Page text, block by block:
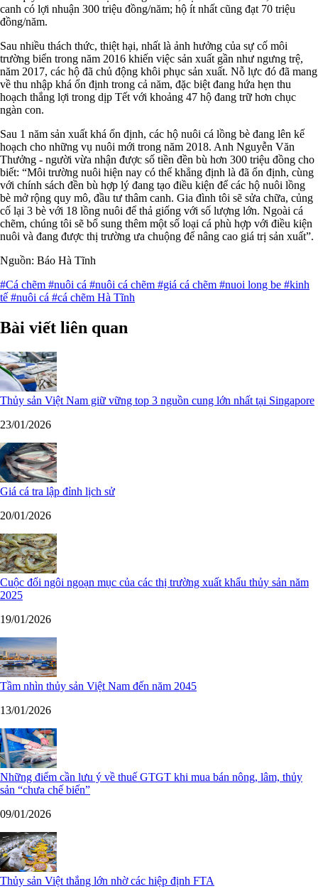
canh có lợi nhuận 300 triệu đồng/năm; hộ ít nhất cũng đạt 70 triệu
đồng/năm.
Sau nhiều thách thức, thiệt hại, nhất là ảnh hưởng của sự cố môi
trường biển trong năm 2016 khiến việc sản xuất gần như ngưng trệ,
năm 2017, các hộ đã chủ động khôi phục sản xuất. Nỗ lực đó đã mang
về thu nhập khá ổn định trong cả năm, đặc biệt đang hứa hẹn thu
hoạch thắng lợi trong dịp Tết với khoảng 47 hộ đang trữ hơn chục
ngàn con.
Sau 1 năm sản xuất khá ổn định, các hộ nuôi cá lồng bè đang lên kế
hoạch cho những vụ nuôi mới trong năm 2018. Anh Nguyễn Văn
Thưởng - người vừa nhận được số tiền đền bù hơn 300 triệu đồng cho
biết: “Môi trường nuôi hiện nay có thể khẳng định là đã ổn định, cùng
với chính sách đền bù hợp lý đang tạo điều kiện để các hộ nuôi lồng
bè mở rộng quy mô, đầu tư thâm canh. Gia đình tôi sẽ sửa chữa, củng
cố lại 3 bè với 18 lồng nuôi để thả giống với số lượng lớn. Ngoài cá
chẽm, chúng tôi sẽ bổ sung thêm một số loại cá phù hợp với điều kiện
nuôi và đang được thị trường ưa chuộng để nâng cao giá trị sản xuất”.
Nguồn: Báo Hà Tĩnh
#Cá chẽm #nuôi cá #nuôi cá chẽm #giá cá chẽm #nuoi long be #kinh
tế #nuôi cá #cá chẽm Hà Tĩnh
Bài viết liên quan
Thủy sản Việt Nam giữ vững top 3 nguồn cung lớn nhất tại Singapore
23/01/2026
Giá cá tra lập đỉnh lịch sử
20/01/2026
Cuộc đổi ngôi ngoạn mục của các thị trường xuất khẩu thủy sản năm
2025
19/01/2026
Tầm nhìn thủy sản Việt Nam đến năm 2045
13/01/2026
Những điểm cần lưu ý về thuế GTGT khi mua bán nông, lâm, thủy
sản “chưa chế biến”
09/01/2026
Thủy sản Việt thắng lớn nhờ các hiệp định FTA